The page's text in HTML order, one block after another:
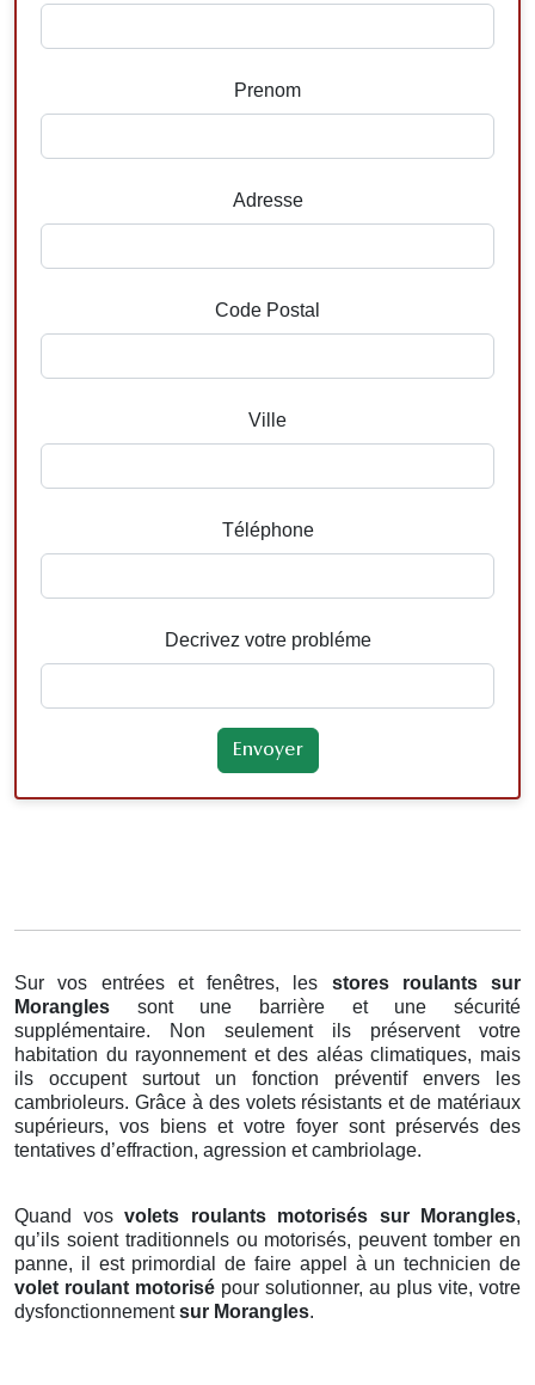
Prenom
Adresse
Code Postal
Ville
Téléphone
Decrivez votre probléme
Sur vos entrées et fenêtres, les stores roulants
sur
Morangles sont une barrière et une sécurité
supplémentaire. Non seulement ils préservent votre
habitation du rayonnement et des aléas climatiques, mais
ils occupent surtout un fonction préventif envers les
cambrioleurs. Grâce à des volets résistants et de matériaux
supérieurs, vos biens et votre foyer sont préservés des
tentatives d’effraction, agression et cambriolage.
Quand vos volets roulants motorisés sur Morangles,
qu’ils soient traditionnels ou motorisés, peuvent tomber en
panne, il est primordial de faire appel à un technicien de
volet roulant motorisé pour solutionner, au plus vite, votre
dysfonctionnementsur Morangles.